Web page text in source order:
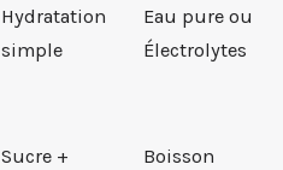
Hydratation
simple
Eau pure ou
Électrolytes
Sucre +
Boisson